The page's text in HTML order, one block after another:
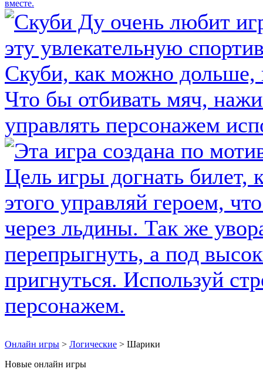
Онлайн игры > Логические > Шарики
Новые онлайн игры